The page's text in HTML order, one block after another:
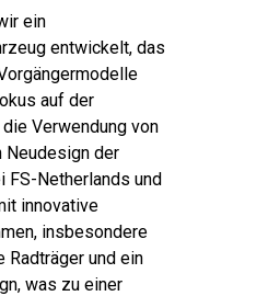
ein
entwickelt, das
auf der
Verwendung von
Neudesign der
FS-Netherlands und
innovative
insbesondere
und ein
was zu einer